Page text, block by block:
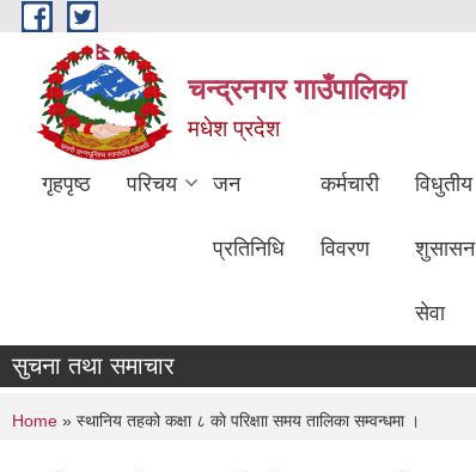
Skip to main content
चन्द्रनगर गाउँपालिका
मधेश प्रदेश
गृहपृष्ठ परिचय जन
प्रतिनिधि
कर्मचारी
विवरण
विधुतीय
शुसासन
सेवा
सुचना तथा समाचार
You are here
Home » स्थानिय तहको कक्षा ८ काे परिक्षाा समय तालिका सम्वन्धमा ।